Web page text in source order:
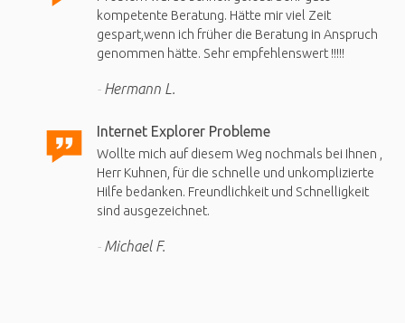
kompetente Beratung. Hätte mir viel Zeit
gespart,wenn ich früher die Beratung in Anspruch
genommen hätte. Sehr empfehlenswert !!!!!
Hermann L.
Internet Explorer Probleme
Wollte mich auf diesem Weg nochmals bei Ihnen ,
Herr Kuhnen, für die schnelle und unkomplizierte
Hilfe bedanken. Freundlichkeit und Schnelligkeit
sind ausgezeichnet.
Michael F.